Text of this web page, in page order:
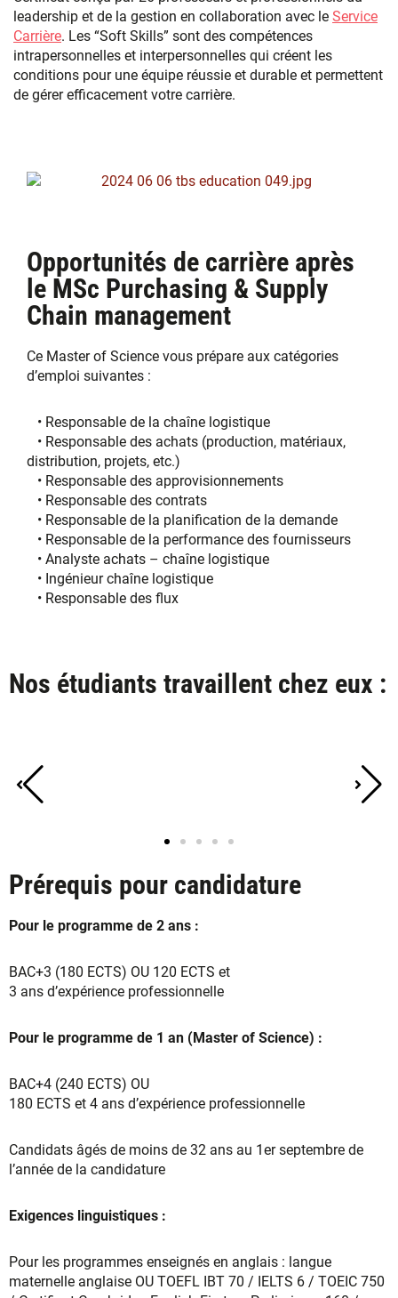
leadership et de la gestion en collaboration avec le Service
Carrière. Les “Soft Skills” sont des compétences
intrapersonnelles et interpersonnelles qui créent les
conditions pour une équipe réussie et durable et permettent
de gérer efficacement votre carrière.
Opportunités de carrière après
le MSc Purchasing & Supply
Chain management
Ce Master of Science vous prépare aux catégories
d’emploi suivantes :
• Responsable de la chaîne logistique
• Responsable des achats (production, matériaux,
distribution, projets, etc.)
• Responsable des approvisionnements
• Responsable des contrats
• Responsable de la planification de la demande
• Responsable de la performance des fournisseurs
• Analyste achats – chaîne logistique
• Ingénieur chaîne logistique
• Responsable des flux
Nos étudiants travaillent chez eux :
Prérequis pour candidature
Pour le programme de 2 ans :
BAC+3 (180 ECTS) OU 120 ECTS et
3 ans d’expérience professionnelle
Pour le programme de 1 an (Master of Science) :
BAC+4 (240 ECTS) OU
180 ECTS et 4 ans d’expérience professionnelle
Candidats âgés de moins de 32 ans au 1er septembre de
l’année de la candidature
Exigences linguistiques :
Pour les programmes enseignés en anglais : langue
maternelle anglaise OU TOEFL IBT 70 / IELTS 6 / TOEIC 750